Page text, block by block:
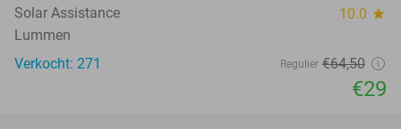
Solar Assistance 10.0 star
Lummen
Verkocht: 271
Regulier €64,50
€29